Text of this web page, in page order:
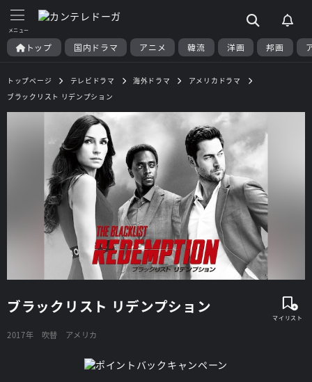
トップ 国内ドラマ アニメ 韓流 洋画 邦画
トップページ テレビドラマ 海外ドラマ
アメリカドラマ
ブラックリスト リデンプション
ブラックリスト リデンプション
2017年 吹替 アメリカ